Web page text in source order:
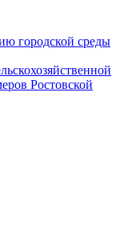
городской среды
Ростовской